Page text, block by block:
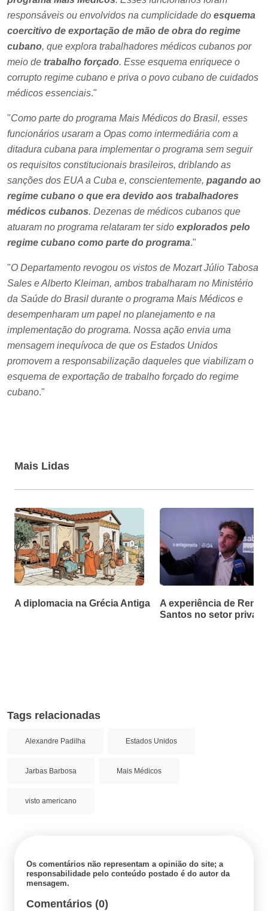
responsáveis ou envolvidos na cumplicidade do esquema
coercitivo de exportação de mão de obra do regime
cubano, que explora trabalhadores médicos cubanos por
meio de trabalho forçado. Esse esquema enriquece o
corrupto regime cubano e priva o povo cubano de cuidados
médicos essenciais."
"Como parte do programa Mais Médicos do Brasil, esses
funcionários usaram a Opas como intermediária com a
ditadura cubana para implementar o programa sem seguir
os requisitos constitucionais brasileiros, driblando as
sanções dos EUA a Cuba e, conscientemente, pagando ao
regime cubano o que era devido aos trabalhadores
médicos cubanos. Dezenas de médicos cubanos que
atuaram no programa relataram ter sido explorados pelo
regime cubano como parte do programa."
"O Departamento revogou os vistos de Mozart Júlio Tabosa
Sales e Alberto Kleiman, ambos trabalharam no Ministério
da Saúde do Brasil durante o programa Mais Médicos e
desempenharam um papel no planejamento e na
implementação do programa. Nossa ação envia uma
mensagem inequívoca de que os Estados Unidos
promovem a responsabilização daqueles que viabilizam o
esquema de exportação de trabalho forçado do regime
cubano."
Mais Lidas
A diplomacia na Grécia Antiga
A experiência de Renan
Santos no setor
Tags relacionadas
Alexandre Padilha Estados Unidos
Jarbas Barbosa Mais Médicos
visto americano
Os comentários não representam a opinião do site; a
responsabilidade pelo conteúdo postado é do autor da
mensagem.
Comentários (0)